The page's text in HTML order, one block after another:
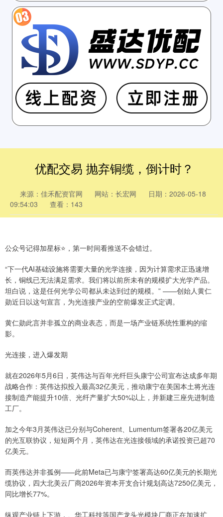
优配交易 抛弃铜缆，倒计时？
来源：佳禾配资官网 网站：长宏网
日期：2026-05-18
09:54:03
查看：143
公众号记得加星标⭐️，第一时间看推送不会错过。
“下一代AI基础设施将需要大量的光学连接，因为计算需求正迅速增
长，铜线已无法满足需求。我们将以前所未有的规模扩大光学产品。
坦白说，这是任何光学公司都从未达到过的规模。” ——创始人黄仁
勋近日以这句宣言，为光连接产业的空前爆发正式定调。
黄仁勋此言并非孤立的商业表态，而是一场产业链系统性重构的缩
影。
光连接，进入爆发期
就在2026年5月6日，英伟达与百年光纤巨头康宁公司宣布达成多年期
战略合作：英伟达拟投入最高32亿美元，推动康宁在美国本土将光连
接制造产能提升10倍、光纤产量扩大50%以上，并新建三座先进制造
工厂。
加之今年3月英伟达已分别与Coherent、Lumentum签署各20亿美元
的光互联协议，短短两个月，英伟达在光连接领域的承诺投资已超70
亿美元。
而英伟达并非孤例——此前Meta已与康宁签署高达60亿美元的长期光
缆协议，四大北美云厂商2026年资本开支合计规划高达7250亿美元，
同比增长77%。
纵观产业链上下游，、华工科技等国产龙头光模块厂商正在加速扩